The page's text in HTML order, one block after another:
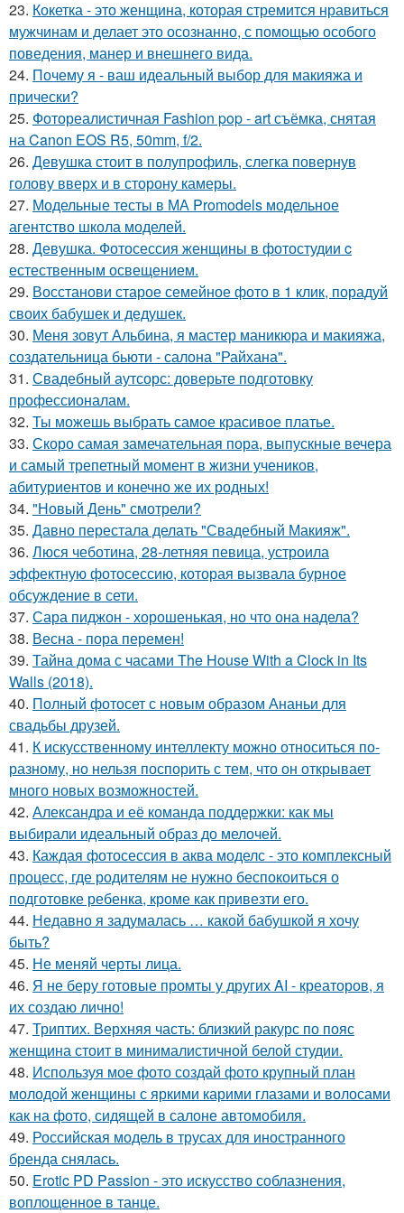
23. Кокетка - это женщина, которая стремится нравиться
мужчинам и делает это осознанно, с помощью особого
поведения, манер и внешнего вида.
24. Почему я - ваш идеальный выбор для макияжа и
прически?
25. Фотореалистичная Fashion pop - art съёмка, снятая
на Canon EOS R5, 50mm, f/2.
26. Девушка стоит в полупрофиль, слегка повернув
голову вверх и в сторону камеры.
27. Модельные тесты в МА Promodels модельное
агентство школа моделей.
28. Девушка. Фотосессия женщины в фотостудии c
естественным освещением.
29. Восстанови старое семейное фото в 1 клик, порадуй
своих бабушек и дедушек.
30. Меня зовут Альбина, я мастер маникюра и макияжа,
создательница бьюти - салона "Райхана".
31. Свадебный аутсорс: доверьте подготовку
профессионалам.
32. Ты можешь выбрать самое красивое платье.
33. Скоро самая замечательная пора, выпускные вечера
и самый трепетный момент в жизни учеников,
абитуриентов и конечно же их родных!
34. "Новый День" смотрели?
35. Давно перестала делать "Свадебный Макияж".
36. Люся чеботина, 28-летняя певица, устроила
эффектную фотосессию, которая вызвала бурное
обсуждение в сети.
37. Сара пиджон - хорошенькая, но что она надела?
38. Весна - пора перемен!
39. Тайна дома с часами The House With a Clock in Its
Walls (2018).
40. Полный фотосет с новым образом Ананьи для
свадьбы друзей.
41. К искусственному интеллекту можно относиться по-
разному, но нельзя поспорить с тем, что он открывает
много новых возможностей.
42. Александра и её команда поддержки: как мы
выбирали идеальный образ до мелочей.
43. Каждая фотосессия в аква моделс - это комплексный
процесс, где родителям не нужно беспокоиться о
подготовке ребенка, кроме как привезти его.
44. Недавно я задумалась … какой бабушкой я хочу
быть?
45. Не меняй черты лица.
46. Я не беру готовые промты у других AI - креаторов, я
их создаю лично!
47. Триптих. Верхняя часть: близкий ракурс по пояс
женщина стоит в минималистичной белой студии.
48. Используя мое фото создай фото крупный план
молодой женщины с яркими карими глазами и волосами
как на фото, сидящей в салоне автомобиля.
49. Российская модель в трусах для иностранного
бренда снялась.
50. Erotic PD Passion - это искусство соблазнения,
воплощенное в танце.